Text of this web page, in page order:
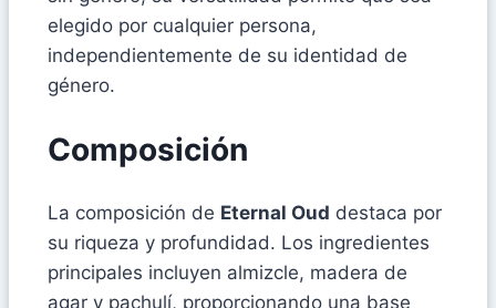
elegido por cualquier persona,
independientemente de su identidad de
género.
Composición
La composición de Eternal Oud destaca por
su riqueza y profundidad. Los ingredientes
principales incluyen almizcle, madera de
agar y pachulí, proporcionando una base